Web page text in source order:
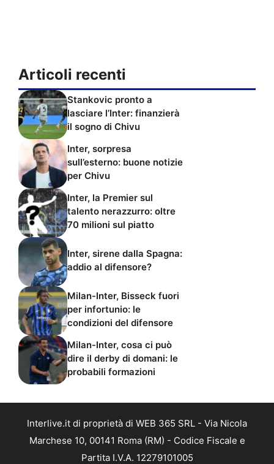
Articoli recenti
Stankovic pronto a
lasciare l’Inter: finanzierà
il sogno di Chivu
Inter, sorpresa
sull’esterno: buone notizie
per Chivu
Inter, la Premier sul
talento nerazzurro: oltre
70 milioni sul piatto
Inter, sirene dalla Spagna:
addio al difensore?
Milan-Inter, Bisseck fuori
per infortunio: le
condizioni del difensore
Milan-Inter, cosa ci può
dire il derby di domani: le
probabili formazioni
Interlive.it di proprietà di WEB 365 SRL - Via Nicola
Marchese 10, 00141 Roma (RM) - Codice Fiscale e
Partita I.V.A. 12279101005